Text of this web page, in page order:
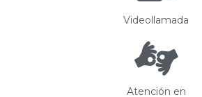
Videollamada
Atención en